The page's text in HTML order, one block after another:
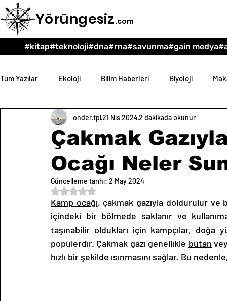
Yörüngesiz.com
Tüm Yazılar Ekoloji Bilim Haberleri Biyoloji
Psikoloji Eğitim Felsefe
Çakmak
Ocağı Neler
onder.tpl21 Nis 20242 dakikada okunur
Güncelleme tarihi: 2 May 2024
5 üzerinden NaN yıldız
Kamp ocağı, çakmak gazıyla doldurulur ve
içindeki bir bölmede saklanır ve
taşınabilir oldukları için kampçılar,
popülerdir. Çakmak gazı genellikle bütan
hızlı bir şekilde ısınmasını sağlar. Bu
#kitap#teknoloji#dna#rna#savunma#gain medya